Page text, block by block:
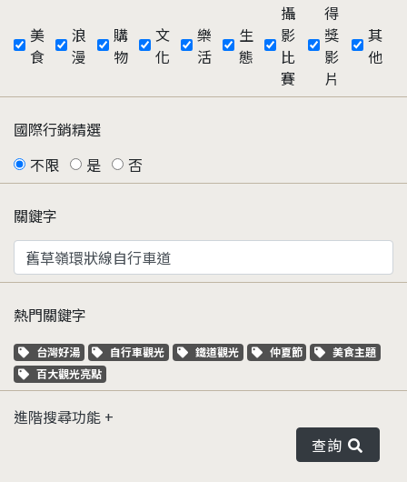
美
食
浪
漫
購
物
文
化
樂
活
生
態
攝
影
比
賽
得
獎
影
片
其
他
國際行銷精選
不限
是 否
關鍵字
熱門關鍵字
關鍵字標籤
台灣好湯 關鍵字標籤
自行車觀光 關鍵字標籤
鐵道觀光 關鍵字標籤
仲夏節 關鍵字標籤
美食主題
關鍵字標籤
百大觀光亮點
進階搜尋功能
查詢